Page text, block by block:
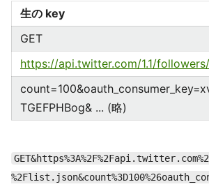
生の key
GET
https://api.twitter.com/1.1/
TGEFPHBog& ... (略)